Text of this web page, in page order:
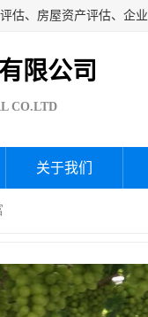
限公司
CO.LTD
关于我们